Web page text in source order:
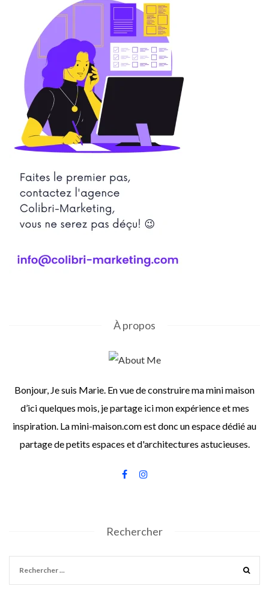
À propos
Bonjour, Je suis Marie. En vue de construire ma mini maison
d’ici quelques mois, je partage ici mon expérience et mes
inspiration. La mini-maison.com est donc un espace dédié au
partage de petits espaces et d'architectures astucieuses.
Rechercher